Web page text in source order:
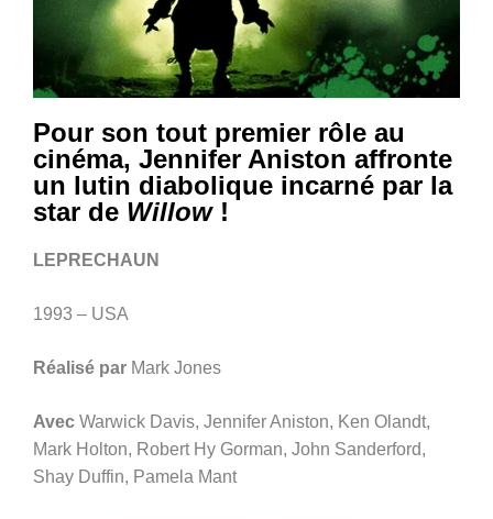
Pour son tout premier rôle au
cinéma, Jennifer Aniston affronte
un lutin diabolique incarné par la
star de Willow !
LEPRECHAUN
1993 – USA
Réalisé par Mark Jones
Avec Warwick Davis, Jennifer Aniston, Ken Olandt,
Mark Holton, Robert Hy Gorman, John Sanderford,
Shay Duffin, Pamela Mant